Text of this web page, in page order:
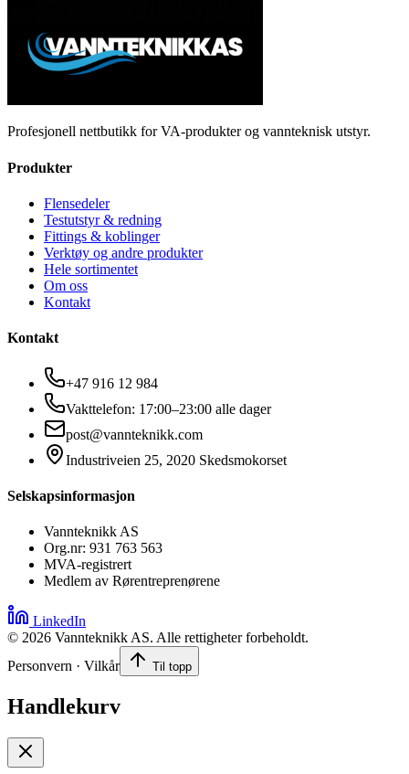
Profesjonell nettbutikk for VA-produkter og vannteknisk utstyr.
Produkter
Flensedeler
Testutstyr & redning
Fittings & koblinger
Verktøy og andre produkter
Hele sortimentet
Om oss
Kontakt
Kontakt
+47 916 12 984
Vakttelefon: 17:00–23:00 alle dager
post@vannteknikk.com
Industriveien 25, 2020 Skedsmokorset
Selskapsinformasjon
Vannteknikk AS
Org.nr: 931 763 563
MVA-registrert
Medlem av Rørentreprenørene
LinkedIn
© 2026 Vannteknikk AS. Alle rettigheter forbeholdt.
Personvern · Vilkår
Til topp
Handlekurv